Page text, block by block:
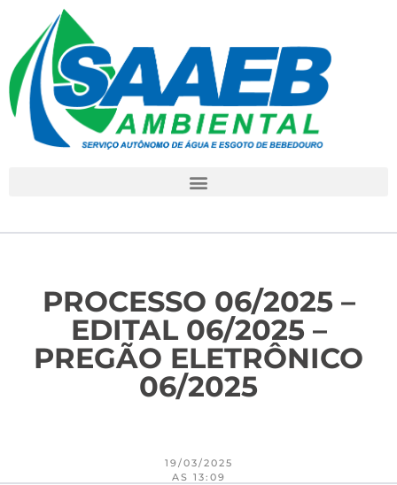
PROCESSO 06/2025 –
EDITAL 06/2025 –
PREGÃO ELETRÔNICO
06/2025
19/03/2025
AS 13:09